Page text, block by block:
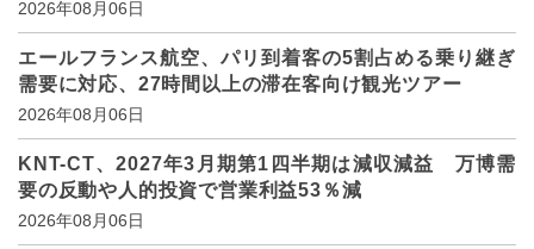
2026年08月06日
エールフランス航空、パリ到着客の5割占める乗り継ぎ
需要に対応、27時間以上の滞在客向け観光ツアー
2026年08月06日
KNT-CT、2027年3月期第1四半期は減収減益 万博需
要の反動や人的投資で営業利益53％減
2026年08月06日